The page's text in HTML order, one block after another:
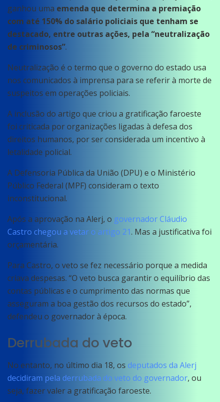
ganhou uma emenda que determina a premiação
com até 150% do salário policiais que tenham se
destacado, entre outras ações, pela “neutralização
de criminosos”.
Neutralização é o termo que o governo do estado usa
nos comunicados à imprensa para se referir à morte de
suspeitos em operações policiais.
A inclusão do artigo que criou a gratificação faroeste
foi criticada por organizações ligadas à defesa dos
direitos humanos, por ser considerada um incentivo à
letalidade policial.
A Defensoria Pública da União (DPU) e o Ministério
Público Federal (MPF) consideram o texto
inconstitucional.
Após a aprovação na Alerj, o governador Cláudio
Castro chegou a vetar o artigo 21. Mas a justificativa foi
orçamentária.
Para Castro, o veto se fez necessário porque a medida
criava despesas. “O veto busca garantir o equilíbrio das
contas públicas e o cumprimento das normas que
asseguram a boa gestão dos recursos do estado”,
defendeu o governador à época.
Derrubada do veto
No entanto, no último dia 18, os deputados da Alerj
decidiram pela derrubada do veto do governador, ou
seja, fazer valer a gratificação faroeste.